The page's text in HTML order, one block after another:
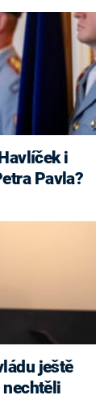
Pavla?
ještě
nechtěli